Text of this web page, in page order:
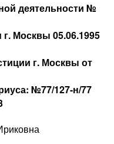
деятельности №
Москвы 05.06.1995
г. Москвы от
№77/127-н/77